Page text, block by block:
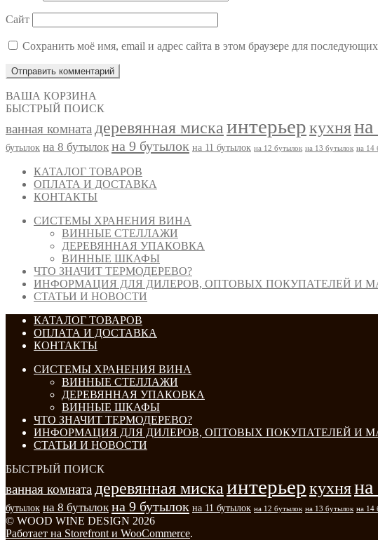
Сайт
Сохранить моё имя, email и адрес сайта в этом браузере для
ВАША КОРЗИНА
БЫСТРЫЙ ПОИСК
ванная комната деревянная миска интерьеркухня
бутылок на 8 бутылок на 9 бутылок на 11 бутылок на 12 бутылок на 13 бутылок на 14
КАТАЛОГ ТОВАРОВ
ОПЛАТА И ДОСТАВКА
КОНТАКТЫ
СИСТЕМЫ ХРАНЕНИЯ ВИНА
ВИННЫЕ СТЕЛЛАЖИ
ДЕРЕВЯННАЯ УПАКОВКА
ВИННЫЕ ШКАФЫ
ЧТО ЗНАЧИТ ТЕРМОДЕРЕВО?
ИНФОРМАЦИЯ ДЛЯ ДИЛЕРОВ, ОПТОВЫХ ПОКУПАТЕЛЕЙ И
СТАТЬИ И НОВОСТИ
КАТАЛОГ ТОВАРОВ
ОПЛАТА И ДОСТАВКА
КОНТАКТЫ
СИСТЕМЫ ХРАНЕНИЯ ВИНА
ВИННЫЕ СТЕЛЛАЖИ
ДЕРЕВЯННАЯ УПАКОВКА
ВИННЫЕ ШКАФЫ
ЧТО ЗНАЧИТ ТЕРМОДЕРЕВО?
ИНФОРМАЦИЯ ДЛЯ ДИЛЕРОВ, ОПТОВЫХ ПОКУПАТЕЛЕЙ И
СТАТЬИ И НОВОСТИ
БЫСТРЫЙ ПОИСК
ванная комната деревянная миска интерьеркухня
бутылок на 8 бутылок на 9 бутылок на 11 бутылок на 12 бутылок на 13 бутылок на 14
© WOOD WINE DESIGN 2026
Работает на Storefront и WooCommerce.